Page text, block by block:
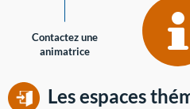
Contactez une
animatrice
Les espaces